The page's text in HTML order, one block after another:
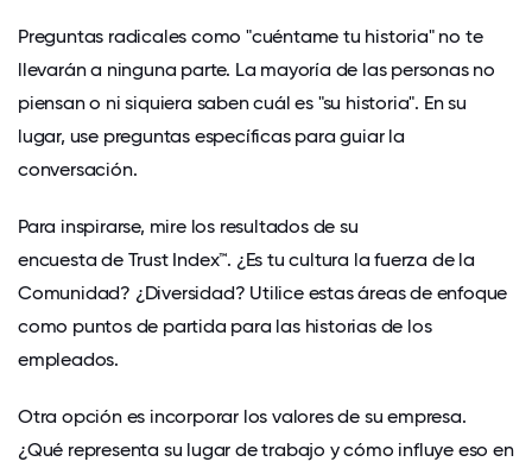
Preguntas radicales como "cuéntame tu historia" no te
llevarán a ninguna parte. La mayoría de las personas no
piensan o ni siquiera saben cuál es "su historia". En su
lugar, use preguntas específicas para guiar la
conversación.
Para inspirarse, mire los resultados de su
encuesta de Trust Index™. ¿Es tu cultura la fuerza de la
Comunidad? ¿Diversidad? Utilice estas áreas de enfoque
como puntos de partida para las historias de los
empleados.
Otra opción es incorporar los valores de su empresa.
¿Qué representa su lugar de trabajo y cómo influye eso en